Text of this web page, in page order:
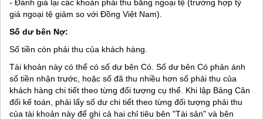
- Đánh giá lại các khoản phải thu bằng ngoại tệ (trường hợp tỷ
giá ngoại tệ giảm so với Đồng Việt Nam).
Số dư bên Nợ:
Số tiền còn phải thu của khách hàng.
Tài khoản này có thể có số dư bên Có. Số dư bên Có phản ánh
số tiền nhận trước, hoặc số đã thu nhiều hơn số phải thu của
khách hàng chi tiết theo từng đối tượng cụ thể. Khi lập Bảng Cân
đối kế toán, phải lấy số dư chi tiết theo từng đối tượng phải thu
của tài khoản này để ghi cả hai chỉ tiêu bên "Tài sản" và bên